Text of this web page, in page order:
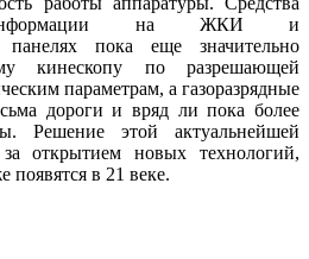
на ЖКИ и
панелях пока еще значительно
кинескопу по разрешающей
параметрам, а газоразрядные
дороги и вряд ли пока более
Решение этой актуальнейшей
открытием новых технологий,
появятся в 21 веке.